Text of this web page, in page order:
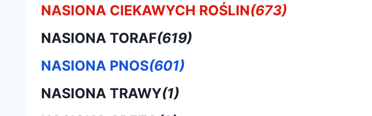
NASIONA CIEKAWYCH ROŚLIN(673)
NASIONA TORAF(619)
NASIONA PNOS(601)
NASIONA TRAWY(1)